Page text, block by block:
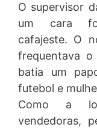
O supervisor
um cara
cafajeste. O
frequentava
batia um
futebol e
Como a
vendedoras,